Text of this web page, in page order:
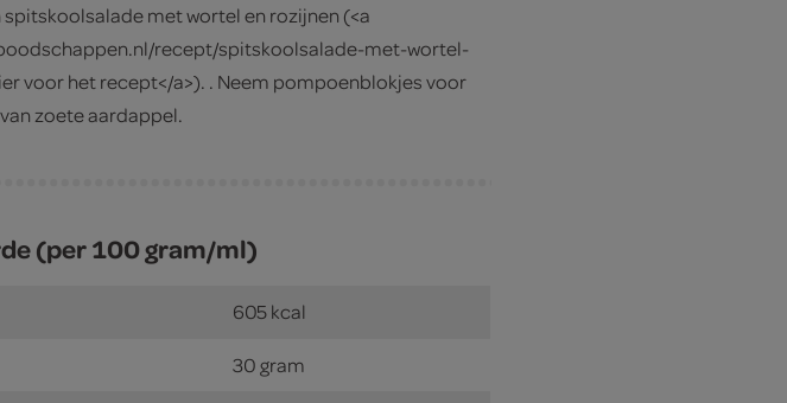
spitskoolsalade met wortel en rozijnen (<a
recept/spitskoolsalade-met-wortel-
voor het recept</a>). . Neem pompoenblokjes voor
zoete aardappel.
(per 100 gram/ml)
605 kcal
30 gram